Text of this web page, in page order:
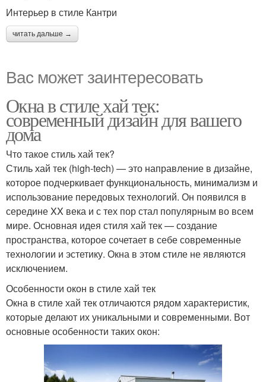
Интерьер в стиле Кантри
читать дальше →
Вас может заинтересовать
Окна в стиле хай тек:
современный дизайн для вашего
дома
Что такое стиль хай тек?
Стиль хай тек (high-tech) — это направление в дизайне,
которое подчеркивает функциональность, минимализм и
использование передовых технологий. Он появился в
середине XX века и с тех пор стал популярным во всем
мире. Основная идея стиля хай тек — создание
пространства, которое сочетает в себе современные
технологии и эстетику. Окна в этом стиле не являются
исключением.
Особенности окон в стиле хай тек
Окна в стиле хай тек отличаются рядом характеристик,
которые делают их уникальными и современными. Вот
основные особенности таких окон: